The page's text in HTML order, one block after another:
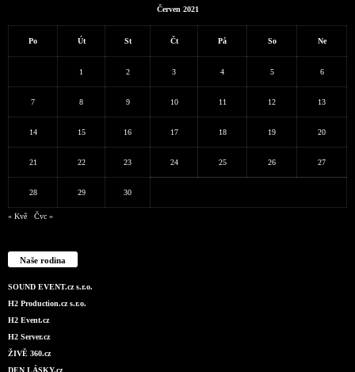
Červen 2021
Po Út St Čt Pá So Ne
1 2 3 4 5 6
7 8 9 10 11 12 13
14 15 16 17 18 19 20
21 22 23 24 25 26 27
28 29 30
« Kvě Čvc »
Naše rodina
SOUND EVENT.cz s.r.o.
H2 Production.cz s.r.o.
H2 Event.cz
H2 Server.cz
ŽIVĚ 360.cz
DEN LÁSKY.cz